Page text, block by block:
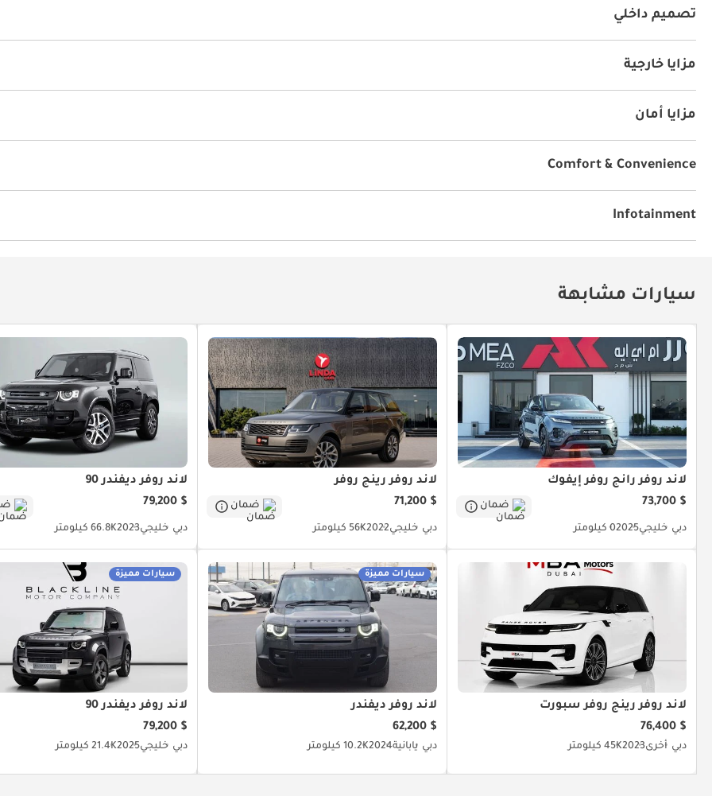
تصميم داخلي
مزايا خارجية
مزايا أمان
Comfort & Convenience
Infotainment
سيارات مشابهة
لاند روفر رانج روفر إيفوك
$ 73,700
ضمان
دبي خليجي20250 كيلومتر
لاند روفر رينج روفر
$ 71,200
ضمان
دبي خليجي202256K كيلومتر
لاند روفر ديفندر 90
$ 79,200
دبي خليجي202366.8K كيلومتر
لاند روفر رينج روفر سبورت
$ 76,400
دبي أخرى202345K كيلومتر
سيارات مميزة
لاند روفر ديفندر
$ 62,200
دبي يابانية202410.2K كيلومتر
سيارات مميزة
لاند روفر ديفندر 90
$ 79,200
دبي خليجي202521.4K كيلومتر